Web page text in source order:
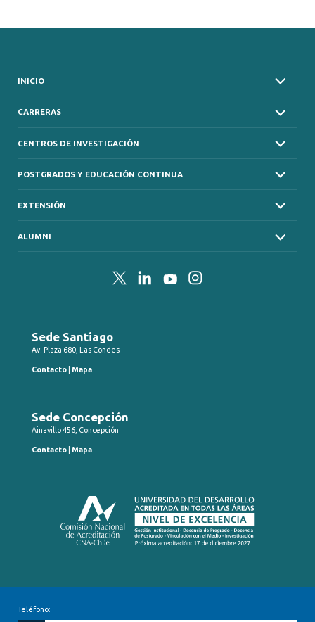
INICIO
CARRERAS
CENTROS DE INVESTIGACIÓN
POSTGRADOS Y EDUCACIÓN CONTINUA
EXTENSIÓN
ALUMNI
TwitterLinkedInYouTubeInstagram
Sede Santiago
Av. Plaza 680, Las Condes
Contacto Mapa
Sede Concepción
Ainavillo 456, Concepción
Contacto Mapa
Teléfono: